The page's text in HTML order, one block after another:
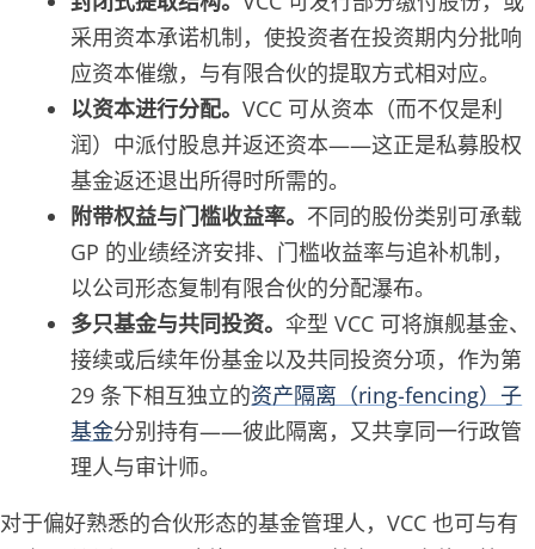
采用资本承诺机制，使投资者在投资期内分批响
应资本催缴，与有限合伙的提取方式相对应。
以资本进行分配。VCC 可从资本（而不仅是利
润）中派付股息并返还资本——这正是私募股权
基金返还退出所得时所需的。
附带权益与门槛收益率。 不同的股份类别可承载
GP 的业绩经济安排、门槛收益率与追补机制，
以公司形态复制有限合伙的分配瀑布。
多只基金与共同投资。 伞型 VCC 可将旗舰基金、
接续或后续年份基金以及共同投资分项，作为第
29 条下相互独立的资产隔离（ring-fencing）子
基金分别持有——彼此隔离，又共享同一行政管
理人与审计师。
对于偏好熟悉的合伙形态的基金管理人，VCC 也可与有